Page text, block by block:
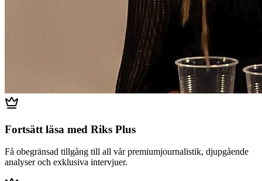
Fortsätt läsa med Riks Plus
Få obegränsad tillgång till all vår premiumjournalistik, djupgående
analyser och exklusiva intervjuer.